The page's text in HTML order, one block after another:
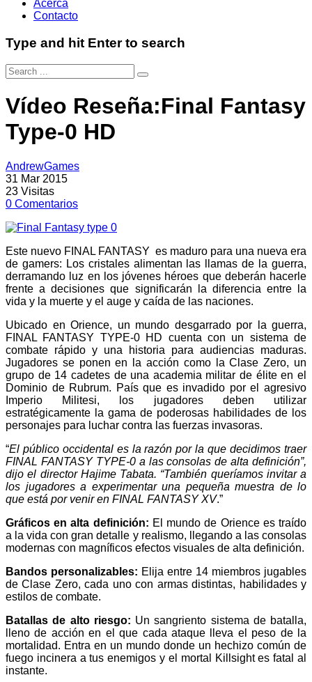
Acerca
Contacto
Type and hit Enter to search
Vídeo Reseña:Final Fantasy
Type-0 HD
AndrewGames
31 Mar 2015
23 Visitas
0 Comentarios
Este nuevo FINAL FANTASY es maduro para una nueva era
de gamers: Los cristales alimentan las llamas de la guerra,
derramando luz en los jóvenes héroes que deberán hacerle
frente a decisiones que significarán la diferencia entre la
vida y la muerte y el auge y caída de las naciones.
Ubicado en Orience, un mundo desgarrado por la guerra,
FINAL FANTASY TYPE-0 HD cuenta con un sistema de
combate rápido y una historia para audiencias maduras.
Jugadores se ponen en la acción como la Clase Zero, un
grupo de 14 cadetes de una academia militar de élite en el
Dominio de Rubrum. País que es invadido por el agresivo
Imperio Militesi, los jugadores deben utilizar
estratégicamente la gama de poderosas habilidades de los
personajes para luchar contra las fuerzas invasoras.
“El público occidental es la razón por la que decidimos traer
FINAL FANTASY TYPE-0 a las consolas de alta definición”,
dijo el director Hajime Tabata. “También queríamos invitar a
los jugadores a experimentar una pequeña muestra de lo
que está por venir en FINAL FANTASY XV.”
Gráficos en alta definición: El mundo de Orience es traído
a la vida con gran detalle y realismo, llegando a las consolas
modernas con magníficos efectos visuales de alta definición.
Bandos personalizables: Elija entre 14 miembros jugables
de Clase Zero, cada uno con armas distintas, habilidades y
estilos de combate.
Batallas de alto riesgo: Un sangriento sistema de batalla,
lleno de acción en el que cada ataque lleva el peso de la
mortalidad. Entra en un mundo donde un hechizo común de
fuego incinera a tus enemigos y el mortal Killsight es fatal al
instante.